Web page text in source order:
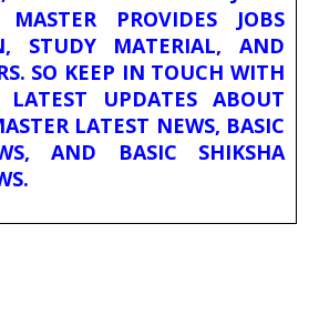
PROVIDES JOBS
STUDY MATERIAL, AND
SO KEEP IN TOUCH WITH
UPDATES ABOUT
LATEST NEWS, BASIC
AND BASIC SHIKSHA